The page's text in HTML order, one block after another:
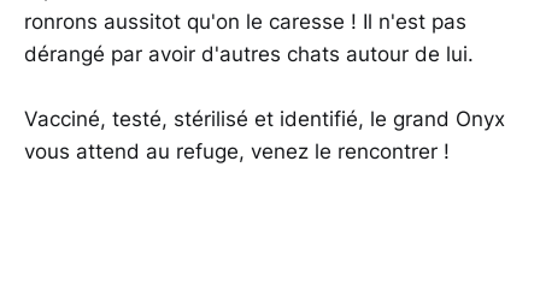
ronrons aussitot qu'on le caresse ! Il n'est pas
dérangé par avoir d'autres chats autour de lui.
Vacciné, testé, stérilisé et identifié, le grand Onyx
vous attend au refuge, venez le rencontrer !